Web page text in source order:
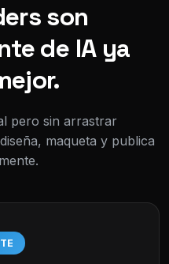
son
de IA ya
pero sin arrastrar
maqueta y publica